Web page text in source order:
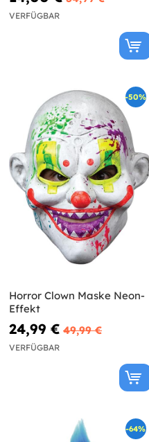
VERFÜGBAR
-50%
Horror Clown Maske Neon-
Effekt
24,99 € 49,99 €
VERFÜGBAR
-64%